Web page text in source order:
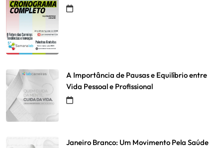
A Importância de Pausas e Equilíbrio entre
Vida Pessoal e Profissional
Janeiro Branco: Um Movimento Pela Saúde